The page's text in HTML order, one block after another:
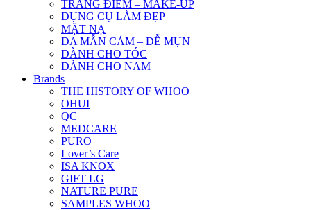
TRANG ĐIỂM – MAKE-UP
DỤNG CỤ LÀM ĐẸP
MẶT NẠ
DA MẪN CẢM – DỄ MỤN
DÀNH CHO TÓC
DÀNH CHO NAM
Brands
THE HISTORY OF WHOO
OHUI
QC
MEDCARE
PURO
Lover’s Care
ISA KNOX
GIFT LG
NATURE PURE
SAMPLES WHOO